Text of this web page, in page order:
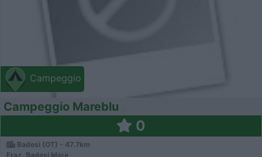
Campeggio
Campeggio Mareblu
0
Badesi (OT) - 47.7km
Fraz. Badesi Mare